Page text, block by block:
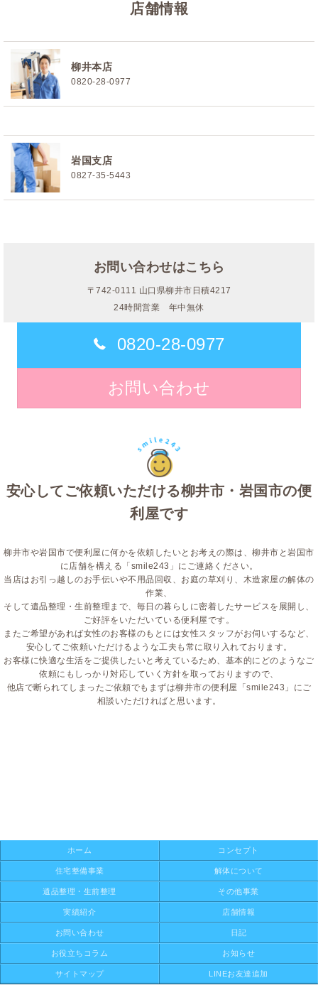
店舗情報
柳井本店
0820-28-0977
岩国支店
0827-35-5443
お問い合わせはこちら
〒742-0111 山口県柳井市日積4217
24時間営業 年中無休
0820-28-0977
お問い合わせ
安心してご依頼いただける柳井市・岩国市の便
利屋です
柳井市や岩国市で便利屋に何かを依頼したいとお考えの際は、柳井市と岩国市
に店舗を構える「smile243」にご連絡ください。
当店はお引っ越しのお手伝いや不用品回収、お庭の草刈り、木造家屋の解体の
作業、
そして遺品整理・生前整理まで、毎日の暮らしに密着したサービスを展開し、
ご好評をいただいている便利屋です。
またご希望があれば女性のお客様のもとには女性スタッフがお伺いするなど、
安心してご依頼いただけるような工夫も常に取り入れております。
お客様に快適な生活をご提供したいと考えているため、基本的にどのようなご
依頼にもしっかり対応していく方針を取っておりますので、
他店で断られてしまったご依頼でもまずは柳井市の便利屋「smile243」にご
相談いただければと思います。
ホーム コンセプト
住宅整備事業 解体について
遺品整理・生前整理 その他事業
実績紹介 店舗情報
お問い合わせ 日記
お役立ちコラム お知らせ
サイトマップ LINEお友達追加